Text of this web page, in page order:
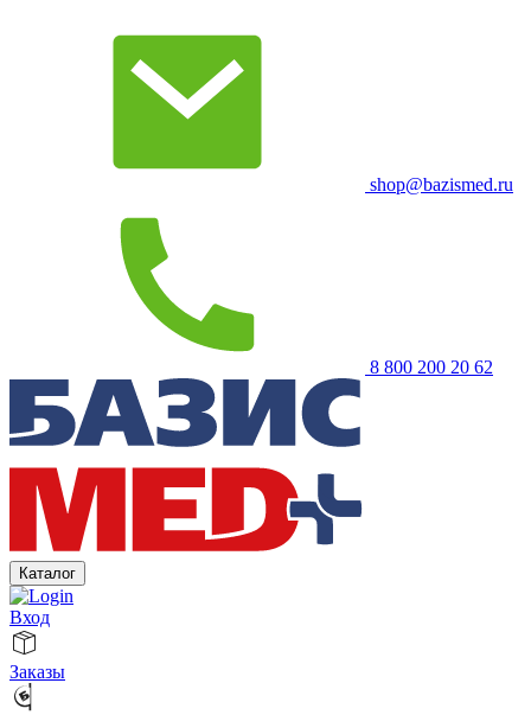
shop@bazismed.ru
8 800 200 20 62
Каталог
Вход
Заказы